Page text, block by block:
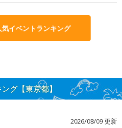
イベントランキング
グ【東京都】
2026/08/09 更新